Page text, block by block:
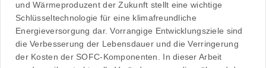
und Wärmeproduzent der Zukunft stellt eine wichtige
Schlüsseltechnologie für eine klimafreundliche
Energieversorgung dar. Vorrangige Entwicklungsziele sind
die Verbesserung der Lebensdauer und die Verringerung
der Kosten der SOFC-Komponenten. In dieser Arbeit